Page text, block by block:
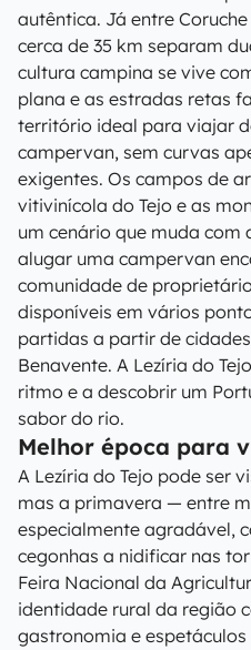
autêntica. Já entre
cerca de 35 km separam
cultura campina se vive
plana e as estradas retas
território ideal para viajar
campervan, sem curvas
exigentes. Os campos de
vitivinícola do Tejo e as
um cenário que muda com
alugar uma campervan
comunidade de
disponíveis em vários
partidas a partir de
Benavente. A Lezíria do
ritmo e a descobrir um
sabor do rio.
Melhor época para
A Lezíria do Tejo pode ser
mas a primavera — entre
especialmente agradável,
cegonhas a nidificar nas
Feira Nacional da
identidade rural da região
gastronomia e